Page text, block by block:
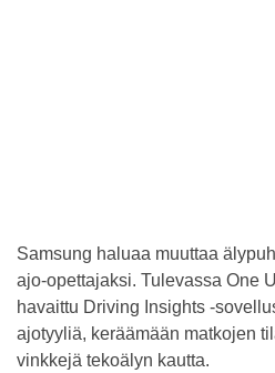
Samsung haluaa muuttaa
ajo-opettajaksi. Tulevassa One
havaittu Driving Insights -
ajotyyliä, keräämään matkojen
vinkkejä tekoälyn kautta.